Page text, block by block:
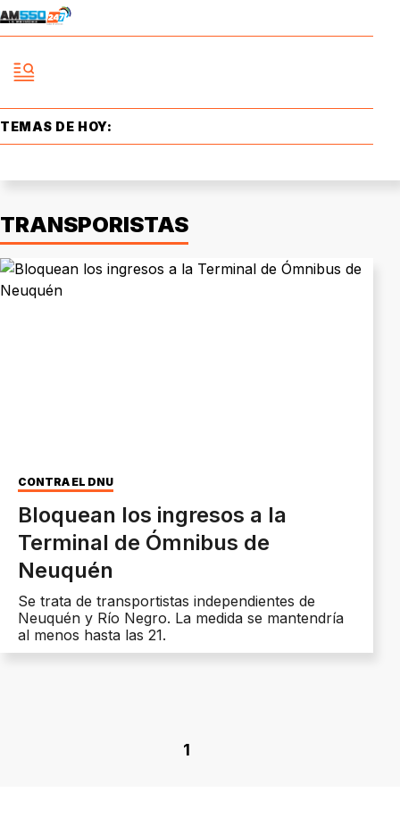
TEMAS DE HOY:
TRANSPORISTAS
CONTRA EL DNU
Bloquean los ingresos a la
Terminal de Ómnibus de
Neuquén
Se trata de transportistas independientes de
Neuquén y Río Negro. La medida se mantendría
al menos hasta las 21.
1